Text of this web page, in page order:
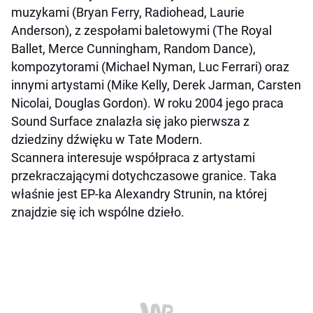
muzykami (Bryan Ferry, Radiohead, Laurie
Anderson), z zespołami baletowymi (The Royal
Ballet, Merce Cunningham, Random Dance),
kompozytorami (Michael Nyman, Luc Ferrari) oraz
innymi artystami (Mike Kelly, Derek Jarman, Carsten
Nicolai, Douglas Gordon). W roku 2004 jego praca
Sound Surface znalazła się jako pierwsza z
dziedziny dźwięku w Tate Modern.
Scannera interesuje współpraca z artystami
przekraczającymi dotychczasowe granice. Taka
właśnie jest EP-ka Alexandry Strunin, na której
znajdzie się ich wspólne dzieło.